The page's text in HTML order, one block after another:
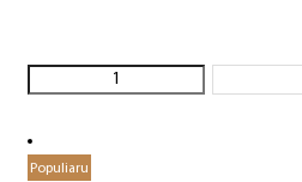
Populiaru